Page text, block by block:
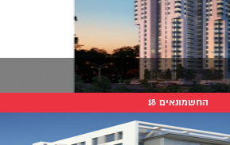
החשמונאים 18